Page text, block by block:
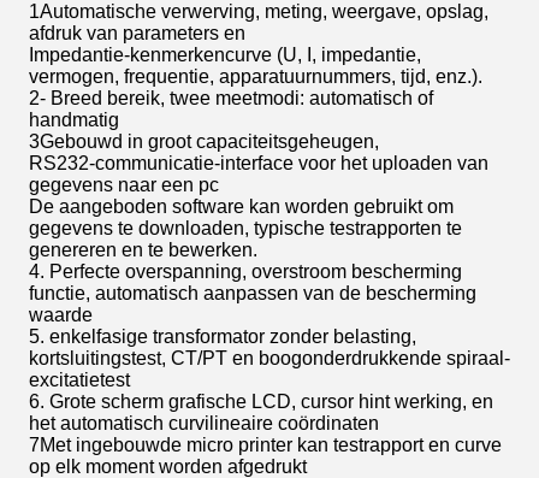
1Automatische verwerving, meting, weergave, opslag,
afdruk van parameters en
Impedantie-kenmerkencurve (U, I, impedantie,
vermogen, frequentie, apparatuurnummers, tijd, enz.).
2- Breed bereik, twee meetmodi: automatisch of
handmatig
3Gebouwd in groot capaciteitsgeheugen,
RS232-communicatie-interface voor het uploaden van
gegevens naar een pc
De aangeboden software kan worden gebruikt om
gegevens te downloaden, typische testrapporten te
genereren en te bewerken.
4. Perfecte overspanning, overstroom bescherming
functie, automatisch aanpassen van de bescherming
waarde
5. enkelfasige transformator zonder belasting,
kortsluitingstest, CT/PT en boogonderdrukkende spiraal-
excitatietest
6. Grote scherm grafische LCD, cursor hint werking, en
het automatisch curvilineaire coördinaten
7Met ingebouwde micro printer kan testrapport en curve
op elk moment worden afgedrukt